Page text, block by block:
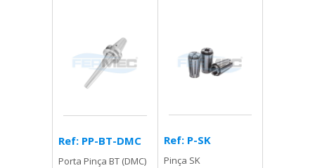
Ref: PP-BT-DMC
Porta Pinça BT (DMC)
Ref: P-SK
Pinça SK